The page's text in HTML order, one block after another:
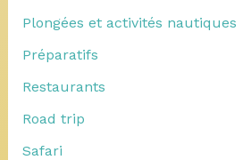
Plongées et activités nautiques
Préparatifs
Restaurants
Road trip
Safari